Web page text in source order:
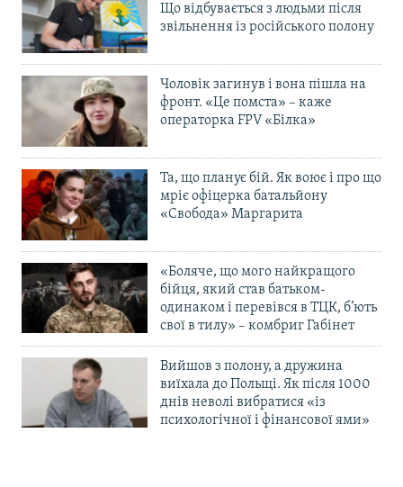
Що відбувається з людьми після
звільнення із російського полону
Чоловік загинув і вона пішла на
фронт. «Це помста» – каже
операторка FPV «Білка»
Та, що планує бій. Як воює і про що
мріє офіцерка батальйону
«Свобода» Маргарита
«Боляче, що мого найкращого
бійця, який став батьком-
одинаком і перевівся в ТЦК, б’ють
свої в тилу» – комбриг Габінет
Вийшов з полону, а дружина
виїхала до Польщі. Як після 1000
днів неволі вибратися «із
психологічної і фінансової ями»